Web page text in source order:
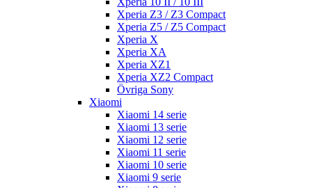
Xperia Z3 / Z3 Compact
Xperia Z5 / Z5 Compact
Xperia X
Xperia XA
Xperia XZ1
Xperia XZ2 Compact
Övriga Sony
Xiaomi
Xiaomi 14 serie
Xiaomi 13 serie
Xiaomi 12 serie
Xiaomi 11 serie
Xiaomi 10 serie
Xiaomi 9 serie